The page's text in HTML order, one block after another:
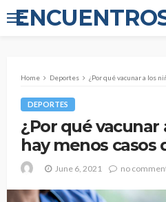
Home Deportes ¿Por qué vacunar a los
DEPORTES
¿Por qué vacunar
hay menos casos
June 6, 2021 no